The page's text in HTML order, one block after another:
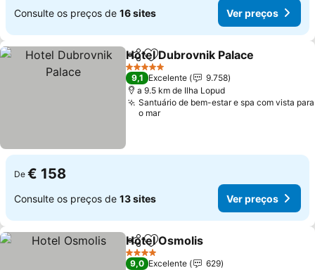
Consulte os preços de 16 sites Ver preços
PartilharAdicionar aos favoritos
Hotel Dubrovnik Palace
5 Estrelas
9,1 Excelente
9.758
a 9.5 km de Ilha Lopud
Santuário de bem-estar e spa com vista para
o mar
De € 158
Consulte os preços de 13 sites Ver preços
PartilharAdicionar aos favoritos
Hotel Osmolis
4 Estrelas
9,0 Excelente
629